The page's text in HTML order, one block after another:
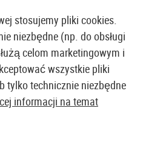
SKLEP I HURTOWNIA
stosujemy pliki cookies.
niezbędne (np. do obsługi
celom marketingowym i
wszystkie pliki
tylko technicznie niezbędne
informacji na temat